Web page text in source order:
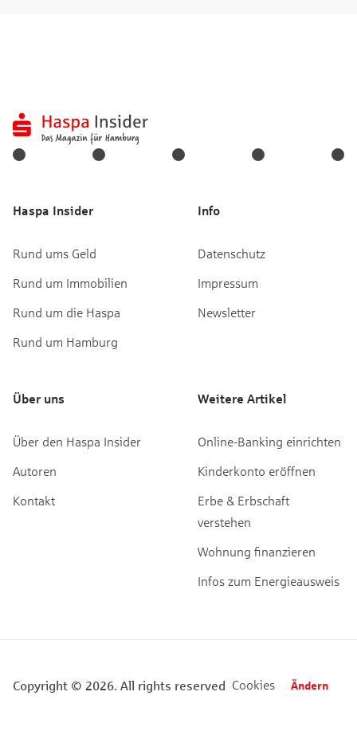
Haspa Insider
Rund ums Geld
Rund um Immobilien
Rund um die Haspa
Rund um Hamburg
Info
Datenschutz
Impressum
Newsletter
Über uns
Über den Haspa Insider
Autoren
Kontakt
Weitere Artikel
Online-Banking einrichten
Kinderkonto eröffnen
Erbe & Erbschaft
verstehen
Wohnung finanzieren
Infos zum Energieausweis
Copyright © 2026. All rights reserved Cookies Ändern